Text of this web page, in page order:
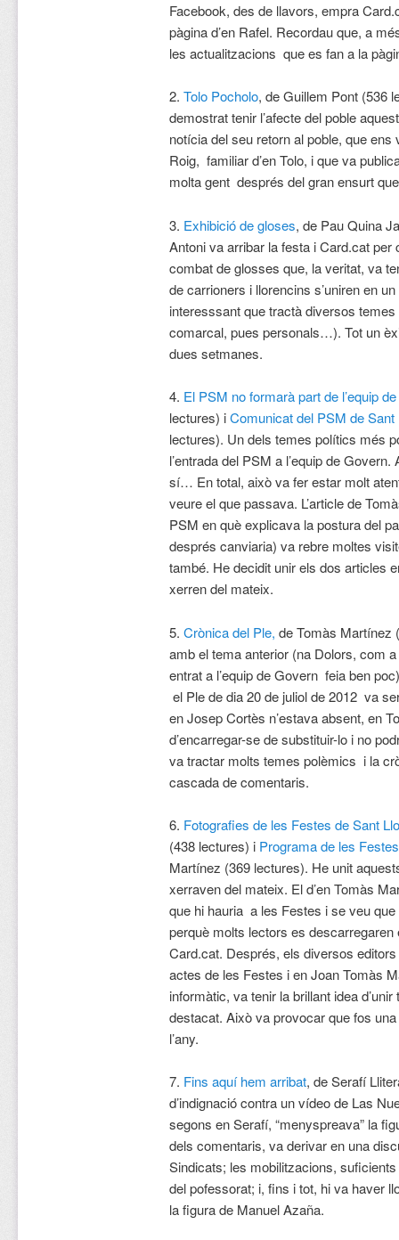
Facebook, des de llavors, empra
pàgina d’en Rafel. Recordau que, a
les actualitzacions que es fan a la
2. Tolo Pocholo, de Guillem Pont (536
demostrat tenir l’afecte del poble
notícia del seu retorn al poble, que
Roig, familiar d’en Tolo, i que va
molta gent després del gran ensurt
3. Exhibició de gloses, de Pau Quina
Antoni va arribar la festa i Card.cat per
combat de glosses que, la veritat, va
de carrioners i llorencins s’uniren en
interesssant que tractà diversos
comarcal, pues personals…). Tot un
dues setmanes.
4. El PSM no formarà part de l’equip
lectures) iComunicat del PSM de Sant
lectures). Un dels temes polítics més
l’entrada del PSM a l’equip de
sí… En total, això va fer estar molt
veure el que passava. L’article de
PSM en què explicava la postura del
després canviaria) va rebre moltes
també. He decidit unir els dos articles
xerren del mateix.
5. Crònica del Ple, de Tomàs Martínez
amb el tema anterior (na Dolors, com
entrat a l’equip de Govern feia ben
el Ple de dia 20 de juliol de 2012 va
en Josep Cortès n’estava absent, en
d’encarregar-se de substituir-lo i no
va tractar molts temes polèmics i la
cascada de comentaris.
6. Fotografies de les Festes de Sant
(438 lectures) i Programa de les
Martínez (369 lectures). He unit
xerraven del mateix. El d’en Tomàs
que hi hauria a les Festes i se veu
perquè molts lectors es
Card.cat. Després, els diversos
actes de les Festes i en Joan Tomàs
informàtic, va tenir la brillant idea
destacat. Això va provocar que fos
l’any.
7. Fins aquí hem arribat, de Serafí
d’indignació contra un vídeo de Las
segons en Serafí, “menyspreava” la
dels comentaris, va derivar en una
Sindicats; les mobilitzacions,
del pofessorat; i, fins i tot, hi va haver
la figura de Manuel Azaña.